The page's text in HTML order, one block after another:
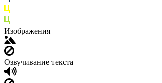
Изображения
Озвучивание текста